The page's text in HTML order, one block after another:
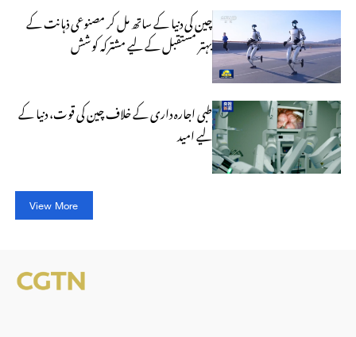
چین کی دنیا کے ساتھ مل کر مصنوعی ذہانت کے
بہتر مستقبل کے لیے مشترکہ کوشش
طبی اجارہ داری کے خلاف چین کی قوت، دنیا کے
لیے امید
View More